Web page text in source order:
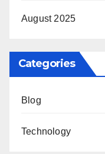
August 2025
Categories
Blog
Technology